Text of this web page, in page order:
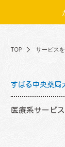
TOP サービス
すばる中央薬局
医療系サービス